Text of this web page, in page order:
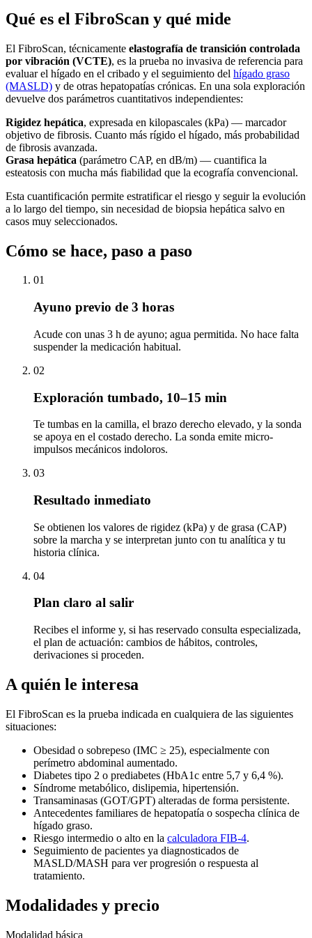
Qué es el FibroScan y qué mide
El FibroScan, técnicamente elastografía de transición controlada
por vibración (VCTE), es la prueba no invasiva de referencia para
evaluar el hígado en el cribado y el seguimiento del hígado graso
(MASLD) y de otras hepatopatías crónicas. En una sola exploración
devuelve dos parámetros cuantitativos independientes:
Rigidez hepática, expresada en kilopascales (kPa) — marcador
objetivo de fibrosis. Cuanto más rígido el hígado, más probabilidad
de fibrosis avanzada.
Grasa hepática (parámetro CAP, en dB/m) — cuantifica la
esteatosis con mucha más fiabilidad que la ecografía convencional.
Esta cuantificación permite estratificar el riesgo y seguir la evolución
a lo largo del tiempo, sin necesidad de biopsia hepática salvo en
casos muy seleccionados.
Cómo se hace, paso a paso
01
Ayuno previo de 3 horas
Acude con unas 3 h de ayuno; agua permitida. No hace falta
suspender la medicación habitual.
02
Exploración tumbado, 10–15 min
Te tumbas en la camilla, el brazo derecho elevado, y la sonda
se apoya en el costado derecho. La sonda emite micro-
impulsos mecánicos indoloros.
03
Resultado inmediato
Se obtienen los valores de rigidez (kPa) y de grasa (CAP)
sobre la marcha y se interpretan junto con tu analítica y tu
historia clínica.
04
Plan claro al salir
Recibes el informe y, si has reservado consulta especializada,
el plan de actuación: cambios de hábitos, controles,
derivaciones si proceden.
A quién le interesa
El FibroScan es la prueba indicada en cualquiera de las siguientes
situaciones:
Obesidad o sobrepeso (IMC ≥ 25), especialmente con
perímetro abdominal aumentado.
Diabetes tipo 2 o prediabetes (HbA1c entre 5,7 y 6,4 %).
Síndrome metabólico, dislipemia, hipertensión.
Transaminasas (GOT/GPT) alteradas de forma persistente.
Antecedentes familiares de hepatopatía o sospecha clínica de
hígado graso.
Riesgo intermedio o alto en la calculadora FIB-4.
Seguimiento de pacientes ya diagnosticados de
MASLD/MASH para ver progresión o respuesta al
tratamiento.
Modalidades y precio
Modalidad básica